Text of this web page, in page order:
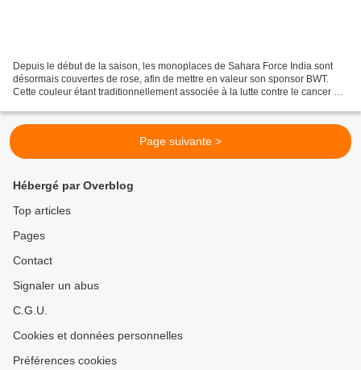
Depuis le début de la saison, les monoplaces de Sahara Force India sont
désormais couvertes de rose, afin de mettre en valeur son sponsor BWT.
Cette couleur étant traditionnellement associée à la lutte contre le cancer du
Page suivante >
Hébergé par Overblog
Top articles
Pages
Contact
Signaler un abus
C.G.U.
Cookies et données personnelles
Préférences cookies